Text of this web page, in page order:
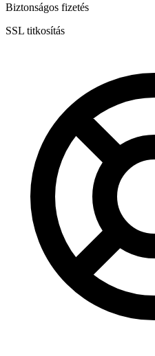
Biztonságos fizetés
SSL titkosítás